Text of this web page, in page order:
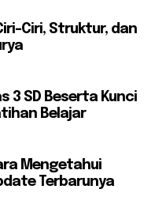
Ciri, Struktur, dan
3 SD Beserta Kunci
Belajar
Mengetahui
Terbarunya